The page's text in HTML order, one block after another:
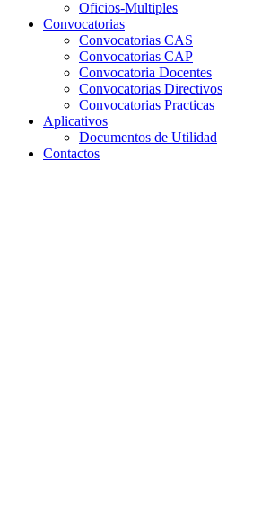
Oficios-Multiples
Convocatorias
Convocatorias CAS
Convocatorias CAP
Convocatoria Docentes
Convocatorias Directivos
Convocatorias Practicas
Aplicativos
Documentos de Utilidad
Contactos